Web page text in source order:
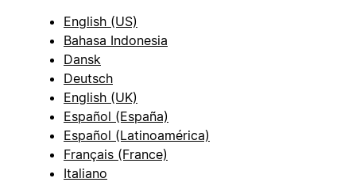
English (US)
Bahasa Indonesia
Dansk
Deutsch
English (UK)
Español (España)
Español (Latinoamérica)
Français (France)
Italiano